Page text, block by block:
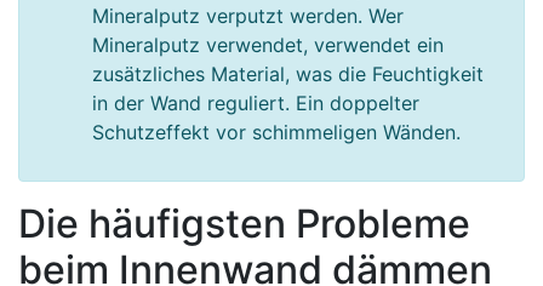
Mineralputz verputzt werden. Wer
Mineralputz verwendet, verwendet ein
zusätzliches Material, was die Feuchtigkeit
in der Wand reguliert. Ein doppelter
Schutzeffekt vor schimmeligen Wänden.
Die häufigsten Probleme
beim Innenwand dämmen